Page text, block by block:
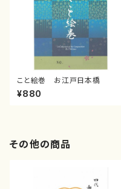
こと絵巻 お江戸日本橋
¥880
その他の商品